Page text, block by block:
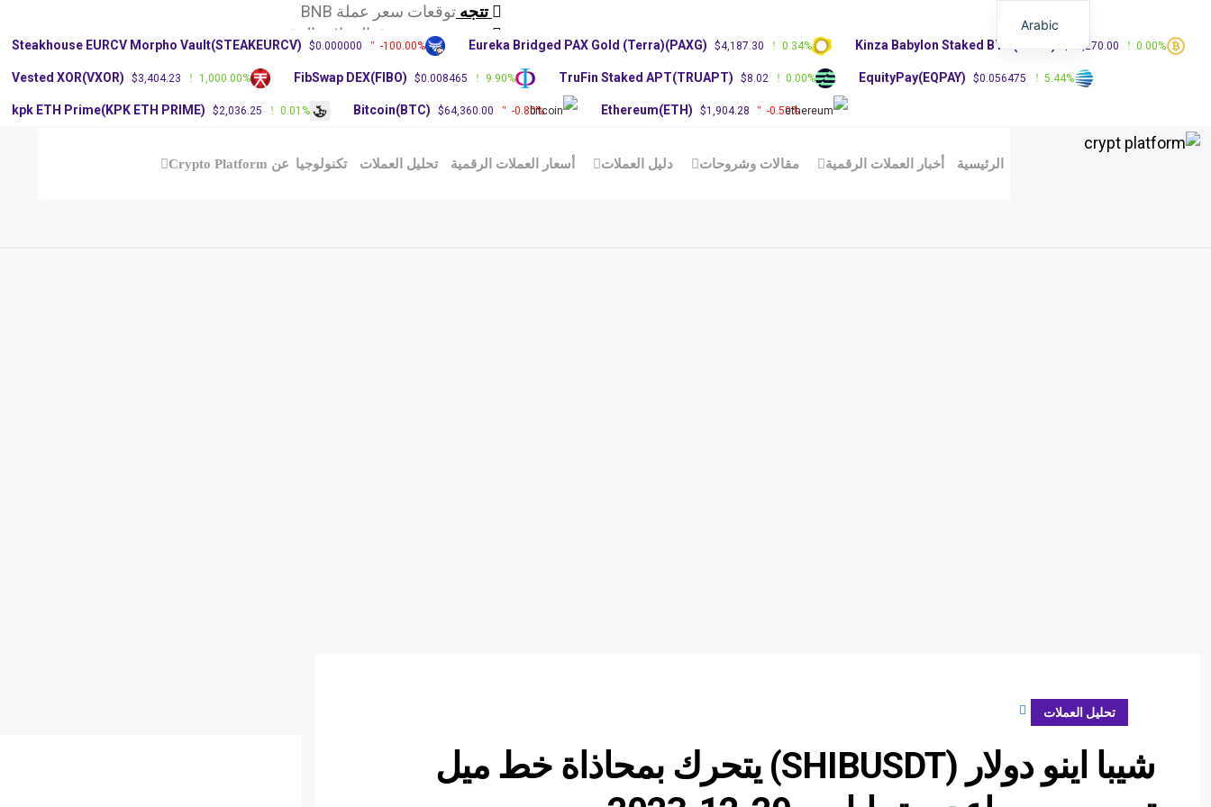
تتجه توقعات سعر عملة BNB
تحديث سوق العملات الرقمية
توقعات سعر XRP: آرثر
الرئيسية أخبار العملات الرقمية مقالات وشروحات دليل العملات أسعار العملات الرقمية تحليل العملات تكنولوجيا عن Crypto Platform
تحليل العملات
شيبا اينو دولار (SHIBUSDT) يتحرك بمحاذاة خط ميل
Steakhouse EURCV Morpho Vault(STEAKEURCV) $0.000000 -100.00% Eureka Bridged PAX Gold (Terra)(PAXG) $4,187.30 0.34% Kinza Babylon Staked BTC(KBTC) $83,270.00 0.00%
Vested XOR(VXOR) $3,404.23 1,000.00% FibSwap DEX(FIBO) $0.008465 9.90% TruFin Staked APT(TRUAPT) $8.02 0.00% EquityPay(EQPAY) $0.056475 5.44%
kpk ETH Prime(KPK ETH PRIME) $2,036.25 0.01% Bitcoin(BTC) $64,360.00 -0.80% Ethereum(ETH) $1,904.28 -0.50%
Arabic